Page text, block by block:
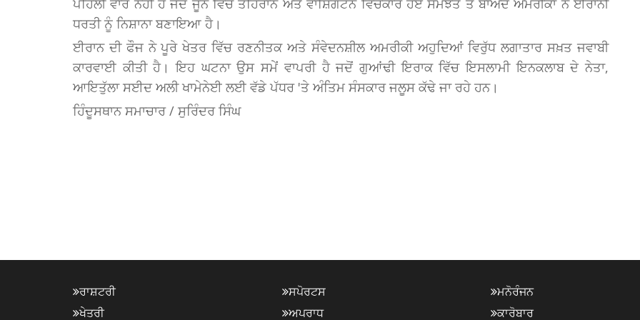
ਧਰਤੀ ਨੂੰ ਨਿਸ਼ਾਨਾ ਬਣਾਇਆ ਹੈ।
ਈਰਾਨ ਦੀ ਫੌਜ ਨੇ ਪੂਰੇ ਖੇਤਰ ਵਿੱਚ ਰਣਨੀਤਕ ਅਤੇ ਸੰਵੇਦਨਸ਼ੀਲ ਅਮਰੀਕੀ ਅਹੁਦਿਆਂ ਵਿਰੁੱਧ ਲਗਾਤਾਰ ਸਖ਼ਤ ਜਵਾਬੀ
ਕਾਰਵਾਈ ਕੀਤੀ ਹੈ। ਇਹ ਘਟਨਾ ਉਸ ਸਮੇਂ ਵਾਪਰੀ ਹੈ ਜਦੋਂ ਗੁਆਂਢੀ ਇਰਾਕ ਵਿੱਚ ਇਸਲਾਮੀ ਇਨਕਲਾਬ ਦੇ ਨੇਤਾ,
ਆਇਤੁੱਲਾ ਸਈਦ ਅਲੀ ਖਾਮੇਨੇਈ ਲਈ ਵੱਡੇ ਪੱਧਰ 'ਤੇ ਅੰਤਿਮ ਸੰਸਕਾਰ ਜਲੂਸ ਕੱਢੇ ਜਾ ਰਹੇ ਹਨ।
ਹਿੰਦੂਸਥਾਨ ਸਮਾਚਾਰ / ਸੁਰਿੰਦਰ ਸਿੰਘ
ਰਾਸ਼ਟਰੀ
ਖੇਤਰੀ
ਸਪੋਰਟਸ
ਅਪਰਾਧ
ਮਨੋਰੰਜਨ
ਕਾਰੋਬਾਰ